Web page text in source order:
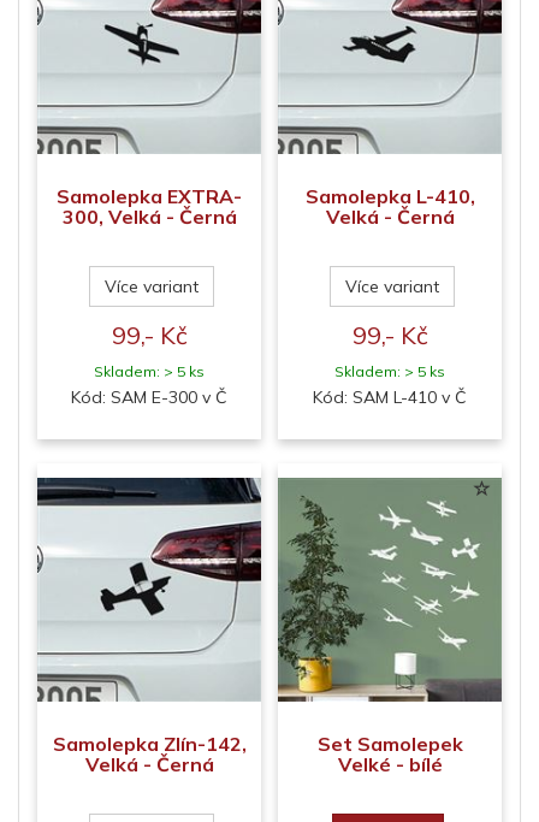
Samolepka EXTRA-
300, Velká - Černá
Více variant
99,- Kč
Skladem: > 5 ks
Kód: SAM E-300 v Č
Samolepka L-410,
Velká - Černá
Více variant
99,- Kč
Skladem: > 5 ks
Kód: SAM L-410 v Č
Samolepka Zlín-142,
Velká - Černá
Set Samolepek
Velké - bílé